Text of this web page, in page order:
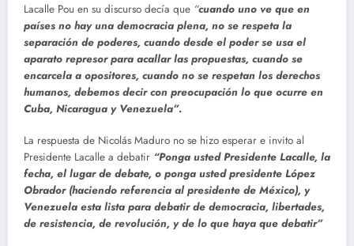
Lacalle Pou en su discurso decía que “cuando uno ve que en
países no hay una democracia plena, no se respeta la
separación de poderes, cuando desde el poder se usa el
aparato represor para acallar las propuestas, cuando se
encarcela a opositores, cuando no se respetan los derechos
humanos, debemos decir con preocupación lo que ocurre en
Cuba, Nicaragua y Venezuela”.
La respuesta de Nicolás Maduro no se hizo esperar e invito al
Presidente Lacalle a debatir “Ponga usted Presidente Lacalle, la
fecha, el lugar de debate, o ponga usted presidente López
Obrador (haciendo referencia al presidente de México), y
Venezuela esta lista para debatir de democracia, libertades,
de resistencia, de revolución, y de lo que haya que debatir”